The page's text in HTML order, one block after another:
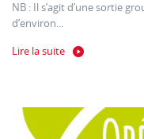
NB : Il s’agit d’une sortie
d’environ...
Lire la suite